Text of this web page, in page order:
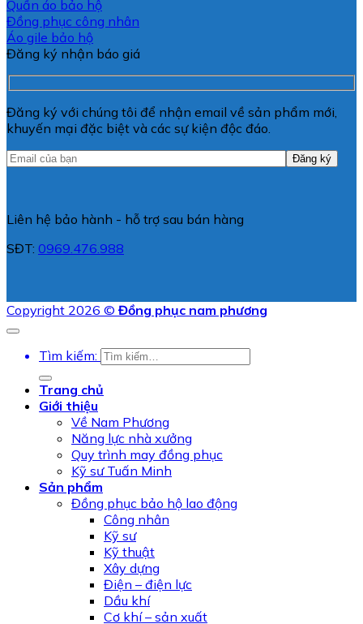
Quần áo bảo hộ
Đồng phục công nhân
Áo gile bảo hộ
Đăng ký nhận báo giá
Đăng ký với chúng tôi để nhận email về sản phẩm mới,
khuyến mại đặc biệt và các sự kiện độc đáo.
Liên hệ bảo hành - hỗ trợ sau bán hàng
SĐT: 0969.476.988
Copyright 2026 ©Đồng phục nam phương
Tìm kiếm:
Trang chủ
Giới thiệu
Về Nam Phương
Năng lực nhà xưởng
Quy trình may đồng phục
Kỹ sư Tuấn Minh
Sản phẩm
Đồng phục bảo hộ lao động
Công nhân
Kỹ sư
Kỹ thuật
Xây dựng
Điện – điện lực
Dầu khí
Cơ khí – sản xuất